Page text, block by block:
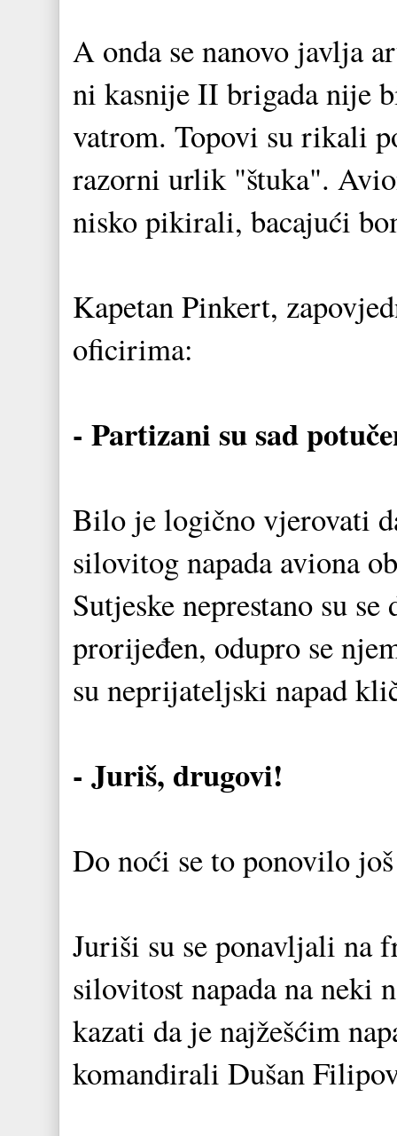
A onda se nanovo javlja
ni kasnije II brigada nije
vatrom. Topovi su rikali
razorni urlik "štuka".
nisko pikirali, bacajući
Kapetan Pinkert,
oficirima:
- Partizani su sad
Bilo je logično vjerovati
silovitog napada aviona
Sutjeske neprestano su
prorijeđen, odupro se
su neprijateljski napad
- Juriš, drugovi!
Do noći se to ponovilo
Juriši su se ponavljali na
silovitost napada na neki
kazati da je najžešćim
komandirali Dušan